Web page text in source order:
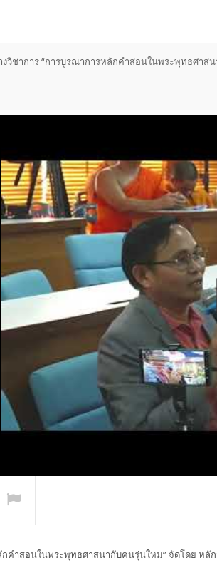
วิชาการ “การบูรณาการหลักคำสอนในพระพุทธศาสน
กล่าวแสดงความยินดี
ความ
กคำสอนในพระพุทธศาสนากับคนรุ่นใหม่” จัดโดย ห